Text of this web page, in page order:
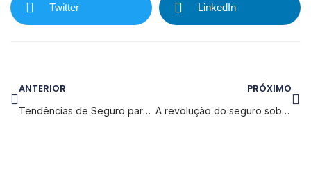
Twitter LinkedIn
ANTERIOR
Tendências de Seguro para 2024: o que os corretores precisam saber
PRÓXIMO
A revolução do seguro sob medida: como oferecer soluções personalizadas para seus clientes